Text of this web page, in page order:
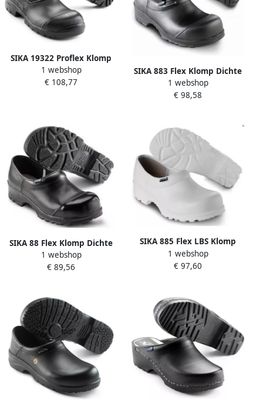
SIKA 19322 Proflex Klomp
Dichte Hak S3 Zwart
16.089.011.38
1 webshop
€ 108,77
SIKA 883 Flex Klomp Dichte
Hak S3 Zwart 16.089.009.40
1 webshop
€ 98,58
SIKA 88 Flex Klomp Dichte
Hak S2 Zwart 16.089.007.39
1 webshop
€ 89,56
SIKA 885 Flex LBS Klomp
Dichte Hak S2 Zwart
16.089.014.44
1 webshop
€ 97,60